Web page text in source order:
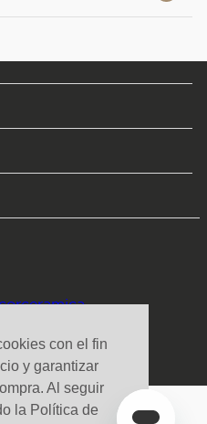
con el fin
y garantizar
Al seguir
la Política de